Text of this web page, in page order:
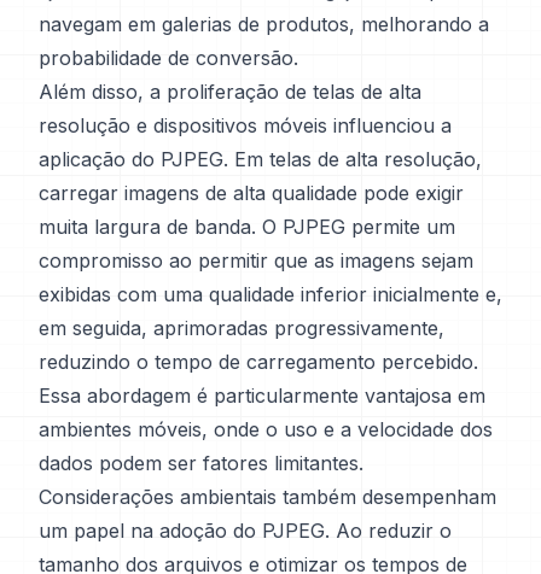
navegam em galerias de produtos, melhorando a
probabilidade de conversão.
Além disso, a proliferação de telas de alta
resolução e dispositivos móveis influenciou a
aplicação do PJPEG. Em telas de alta resolução,
carregar imagens de alta qualidade pode exigir
muita largura de banda. O PJPEG permite um
compromisso ao permitir que as imagens sejam
exibidas com uma qualidade inferior inicialmente e,
em seguida, aprimoradas progressivamente,
reduzindo o tempo de carregamento percebido.
Essa abordagem é particularmente vantajosa em
ambientes móveis, onde o uso e a velocidade dos
dados podem ser fatores limitantes.
Considerações ambientais também desempenham
um papel na adoção do PJPEG. Ao reduzir o
tamanho dos arquivos e otimizar os tempos de